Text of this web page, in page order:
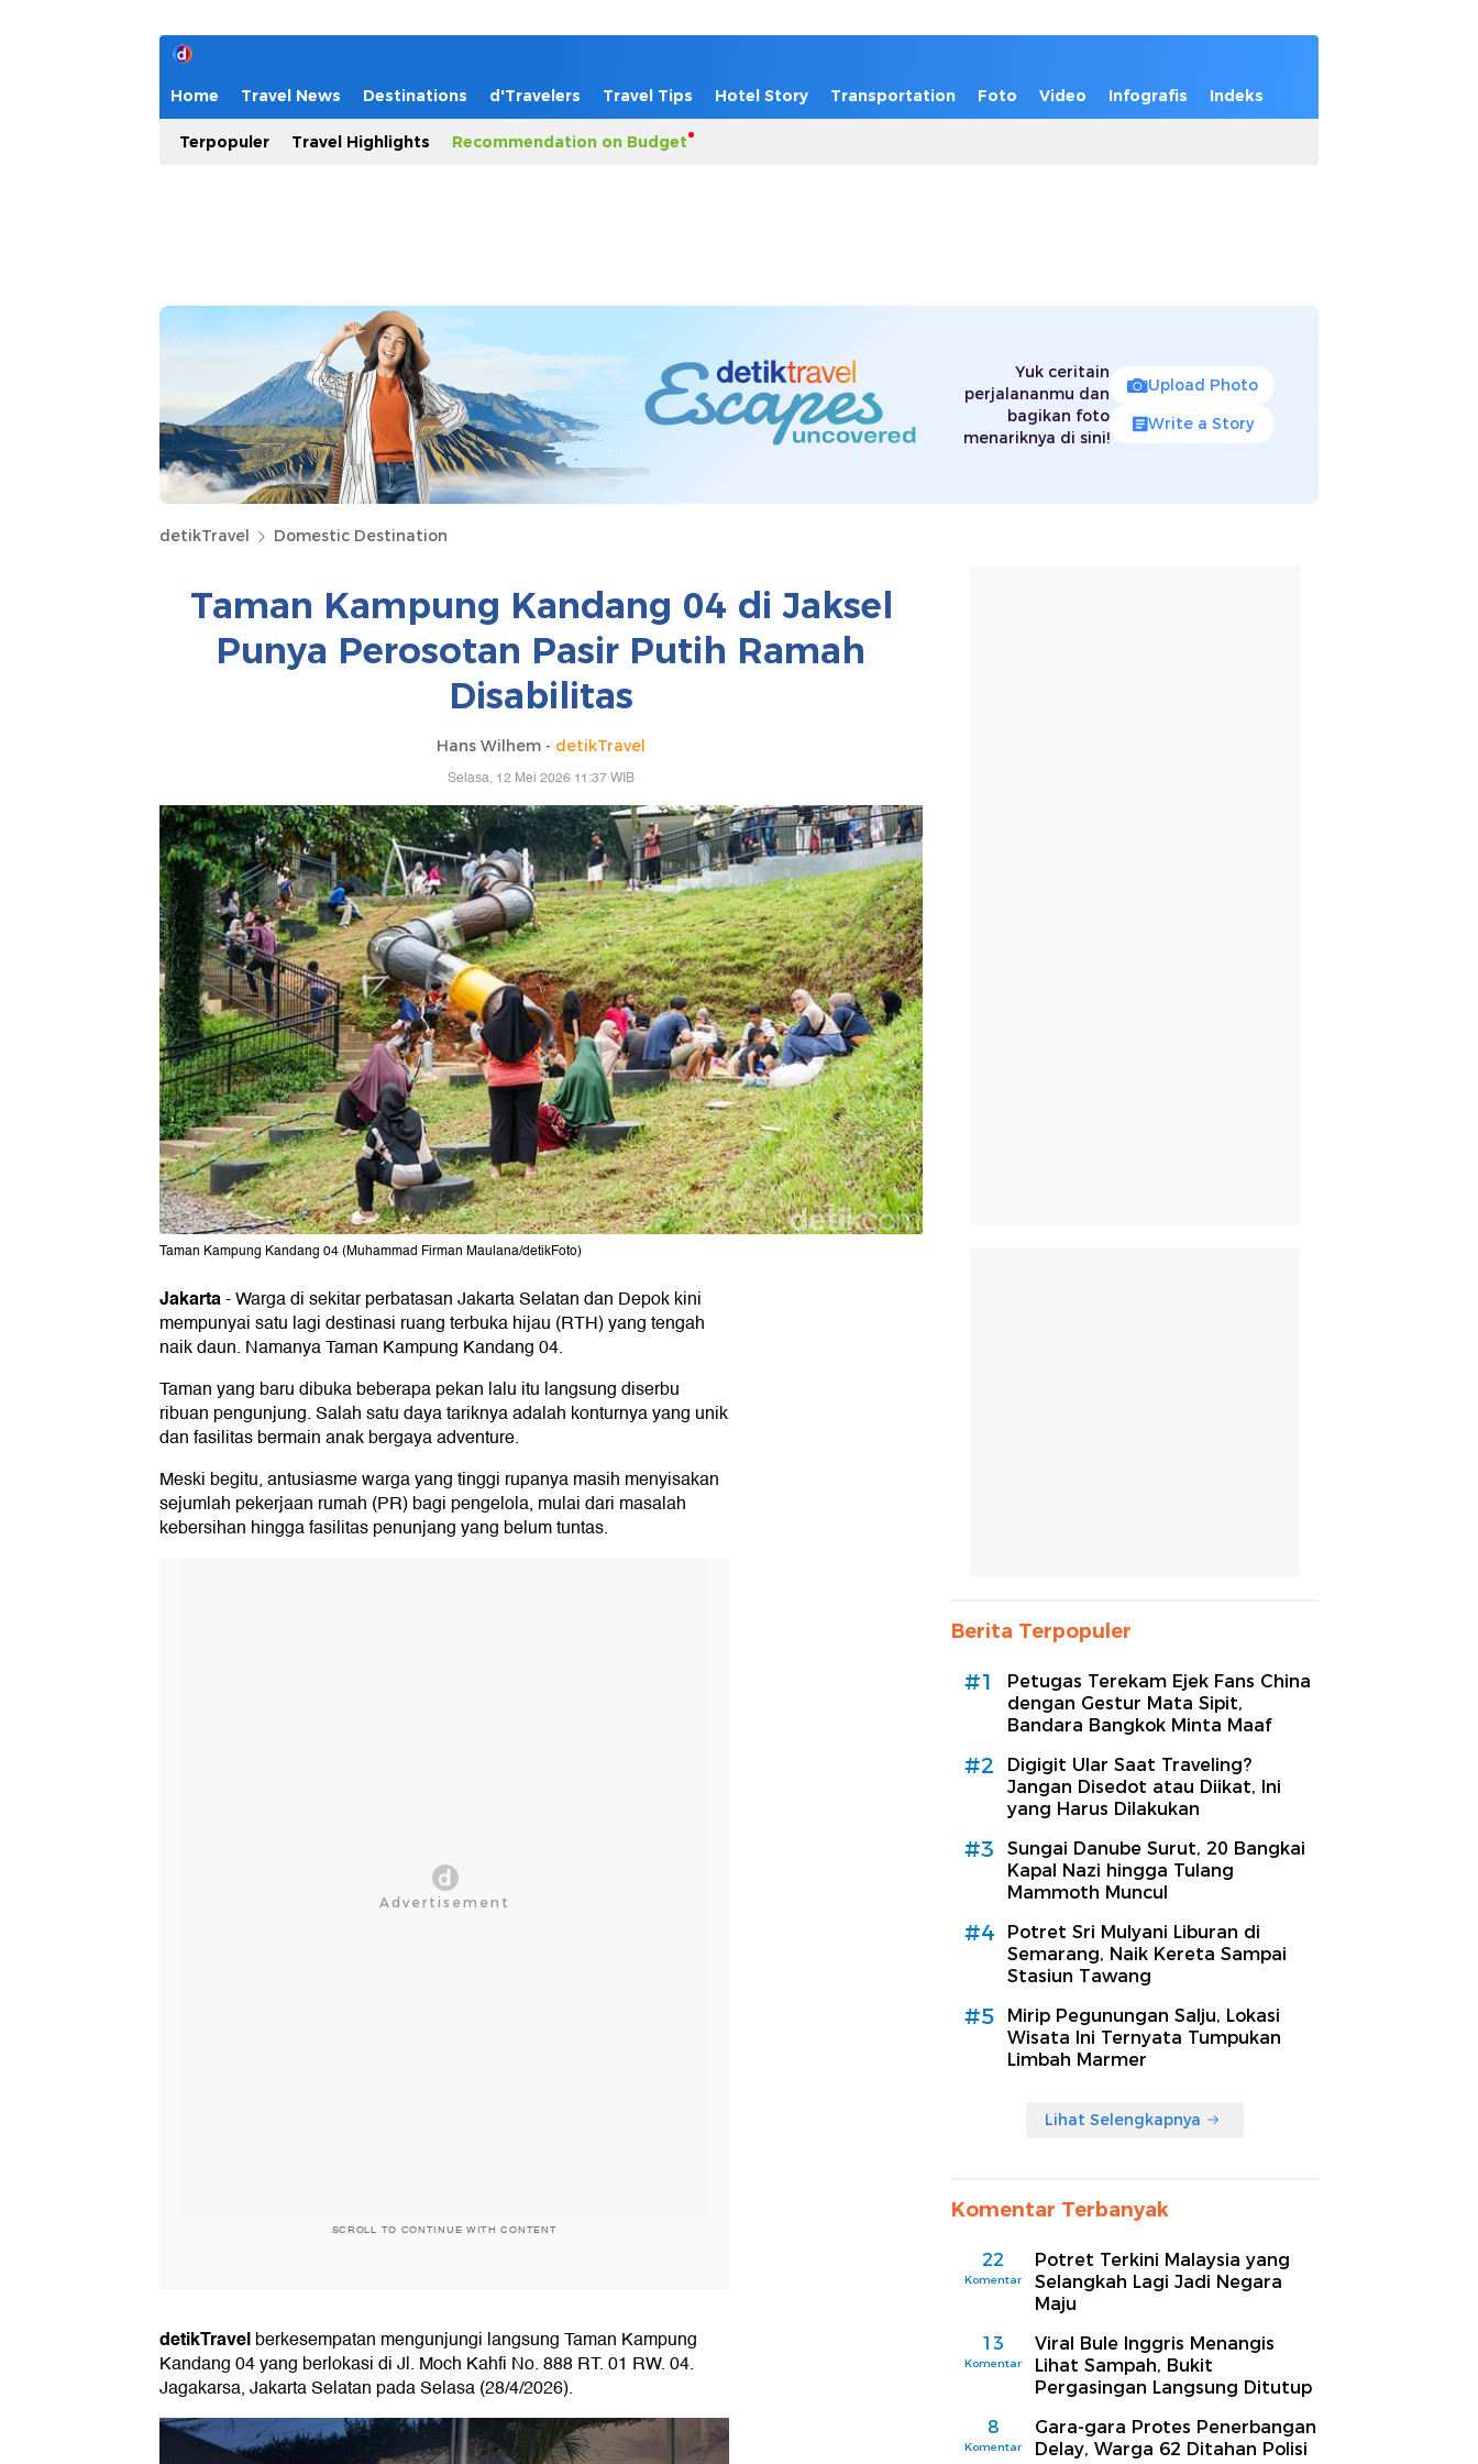
Home Travel News Destinations d'Travelers Travel Tips Hotel Story Transportation Foto Video Infografis Indeks
Terpopuler Travel Highlights Recommendation on Budget
Yuk ceritain
perjalananmu dan
bagikan foto
menariknya di sini!
Upload Photo
Write a Story
detikTravel Domestic Destination
Taman Kampung Kandang 04 di Jaksel
Punya Perosotan Pasir Putih Ramah
Disabilitas
Hans Wilhem - detikTravel
Selasa, 12 Mei 2026 11:37 WIB
Taman Kampung Kandang 04 (Muhammad Firman Maulana/detikFoto)
Jakarta-Warga di sekitar perbatasan Jakarta Selatan dan Depok kini
mempunyai satu lagi destinasi ruang terbuka hijau (RTH) yang tengah
naik daun. Namanya Taman Kampung Kandang 04.
Taman yang baru dibuka beberapa pekan lalu itu langsung diserbu
ribuan pengunjung. Salah satu daya tariknya adalah konturnya yang unik
dan fasilitas bermain anak bergaya adventure.
Meski begitu, antusiasme warga yang tinggi rupanya masih menyisakan
sejumlah pekerjaan rumah (PR) bagi pengelola, mulai dari masalah
kebersihan hingga fasilitas penunjang yang belum tuntas.
SCROLL TO CONTINUE WITH CONTENT
detikTravelberkesempatan mengunjungi langsung Taman Kampung
Kandang 04 yang berlokasi di Jl. Moch Kahfi No. 888 RT. 01 RW. 04.
Jagakarsa, Jakarta Selatan pada Selasa (28/4/2026).
Berita Terpopuler
#1
Petugas Terekam Ejek Fans China
dengan Gestur Mata Sipit,
Bandara Bangkok Minta Maaf
#2
Digigit Ular Saat Traveling?
Jangan Disedot atau Diikat, Ini
yang Harus Dilakukan
#3
Sungai Danube Surut, 20 Bangkai
Kapal Nazi hingga Tulang
Mammoth Muncul
#4
Potret Sri Mulyani Liburan di
Semarang, Naik Kereta Sampai
Stasiun Tawang
#5
Mirip Pegunungan Salju, Lokasi
Wisata Ini Ternyata Tumpukan
Limbah Marmer
Lihat Selengkapnya
Komentar Terbanyak
22
Komentar
Potret Terkini Malaysia yang
Selangkah Lagi Jadi Negara
Maju
13
Komentar
Viral Bule Inggris Menangis
Lihat Sampah, Bukit
Pergasingan Langsung Ditutup
8
Komentar
Gara-gara Protes Penerbangan
Delay, Warga 62 Ditahan Polisi